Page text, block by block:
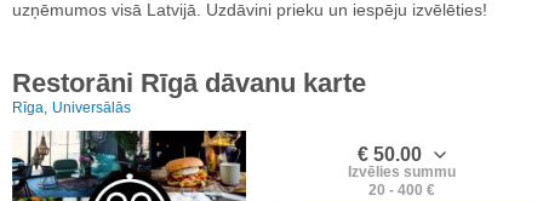
uzņēmumos visā Latvijā. Uzdāvini prieku un iespēju izvēlēties!
Restorāni Rīgā dāvanu karte
Rīga, Universālās
€ 50.00
Izvēlies summu
20 - 400 €